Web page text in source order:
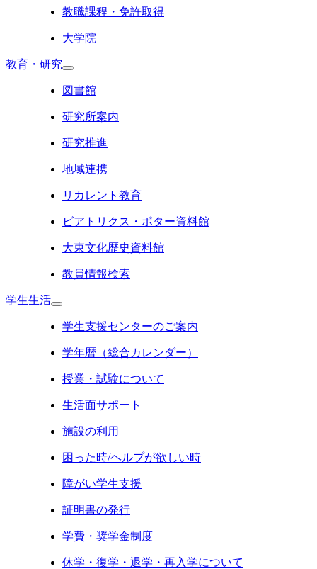
教職課程・免許取得
大学院
教育・研究
図書館
研究所案内
研究推進
地域連携
リカレント教育
ビアトリクス・ポター資料館
大東文化歴史資料館
教員情報検索
学生生活
学生支援センターのご案内
学年暦（総合カレンダー）
授業・試験について
生活面サポート
施設の利用
困った時/ヘルプが欲しい時
障がい学生支援
証明書の発行
学費・奨学金制度
休学・復学・退学・再入学について